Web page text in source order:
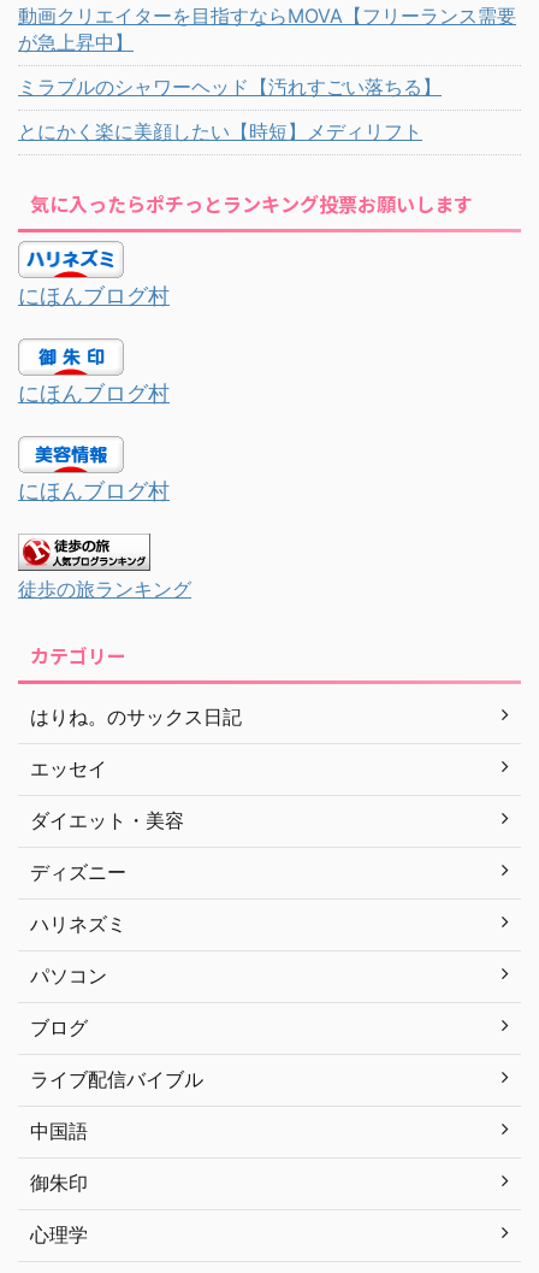
動画クリエイターを目指すならMOVA【フリーランス需要
が急上昇中】
ミラブルのシャワーヘッド【汚れすごい落ちる】
とにかく楽に美顔したい【時短】メディリフト
気に入ったらポチっとランキング投票お願いします
にほんブログ村
にほんブログ村
にほんブログ村
徒歩の旅ランキング
カテゴリー
はりね。のサックス日記
エッセイ
ダイエット・美容
ディズニー
ハリネズミ
パソコン
ブログ
ライブ配信バイブル
中国語
御朱印
心理学